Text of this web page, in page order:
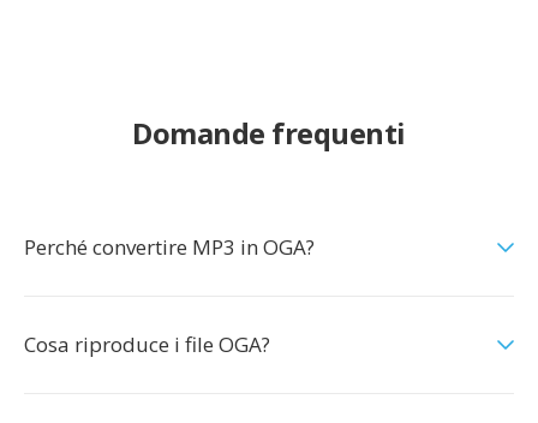
Domande frequenti
Perché convertire MP3 in OGA?
Cosa riproduce i file OGA?